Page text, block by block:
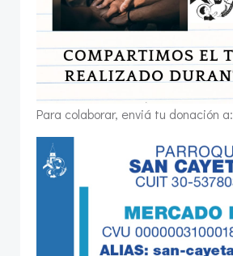
Para colaborar, enviá tu donación a: